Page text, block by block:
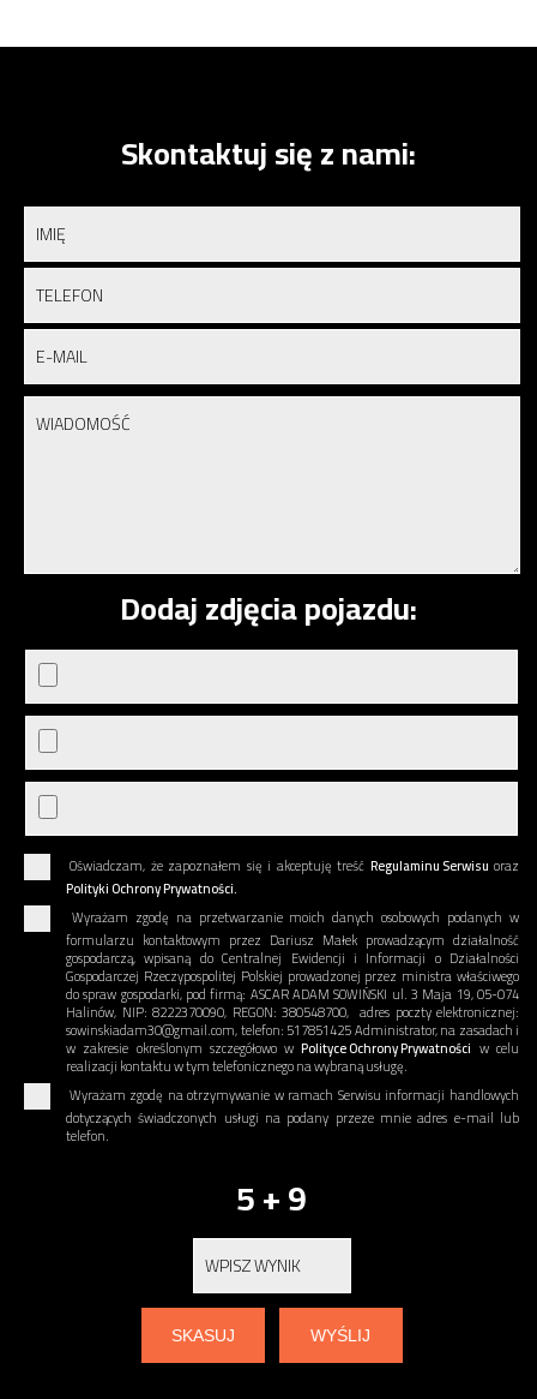
Skontaktuj się z nami:
Dodaj zdjęcia pojazdu:
Oświadczam, że zapoznałem się i akceptuję treść Regulaminu Serwisu oraz
Polityki Ochrony Prywatności.
Wyrażam zgodę na przetwarzanie moich danych osobowych podanych w
formularzu kontaktowym przez Dariusz Małek prowadzącym działalność
gospodarczą, wpisaną do Centralnej Ewidencji i Informacji o Działalności
Gospodarczej Rzeczypospolitej Polskiej prowadzonej przez ministra właściwego
do spraw gospodarki, pod firmą: ASCAR ADAM SOWIŃSKI ul. 3 Maja 19, 05-074
Halinów, NIP: 8222370090, REGON: 380548700, adres poczty elektronicznej:
sowinskiadam30@gmail.com, telefon: 517851425 Administrator, na zasadach i
w zakresie określonym szczegółowo wPolityce Ochrony Prywatności w celu
realizacji kontaktu w tym telefonicznego na wybraną usługę.
Wyrażam zgodę na otrzymywanie w ramach Serwisu informacji handlowych
dotyczących świadczonych usługi na podany przeze mnie adres e-mail lub
telefon.
5 + 9